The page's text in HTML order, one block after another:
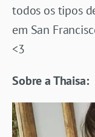
todos os tipos
em San
<3
Sobre a Thaisa: